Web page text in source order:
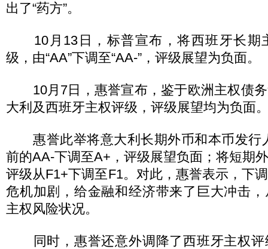
出了“药方”。
10月13日，标普宣布，将西班牙长期
级，由“AA”下调至“AA-”，评级展望为负面。
10月7日，惠誉宣布，鉴于欧洲主权债务
大利及西班牙主权评级，评级展望均为负面
惠誉此举将意大利长期外币和本币发行
前的AA-下调至A+，评级展望负面；将短期
评级从F1+下调至F1。对此，惠誉表示，下
危机加剧，给金融和经济带来了巨大冲击
主权风险状况。
同时，惠誉还意外调降了西班牙主权评